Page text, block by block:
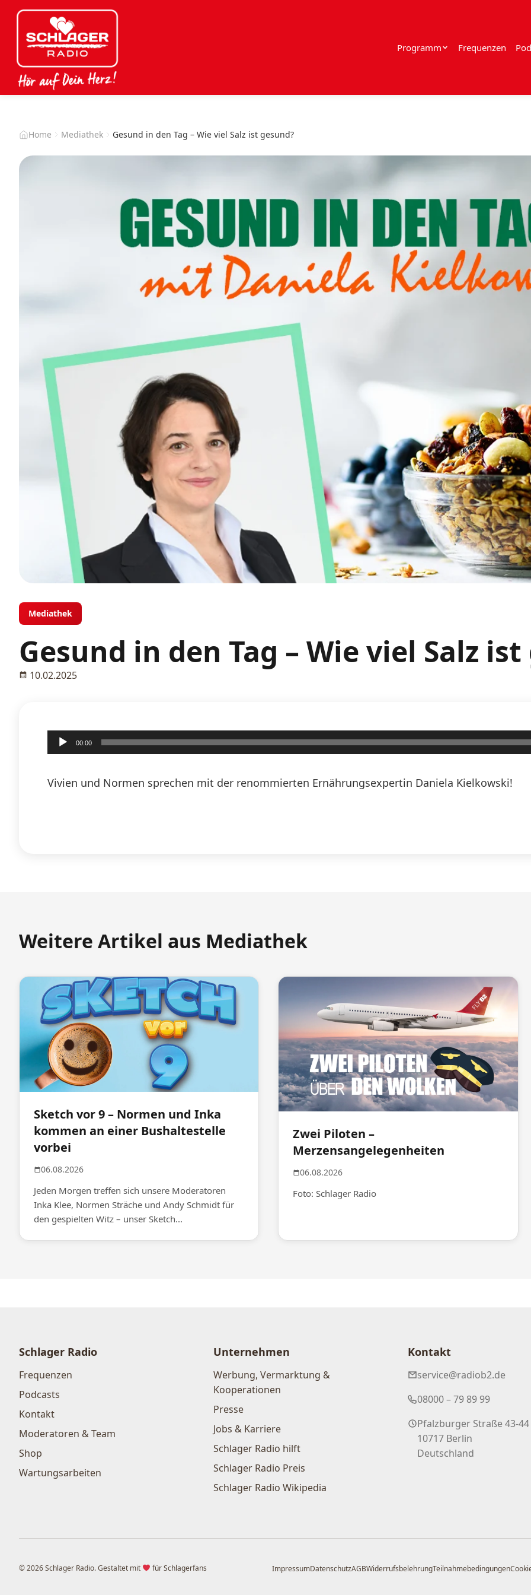
Programm Frequenzen
Home Mediathek Gesund in den Tag – Wie viel Salz ist gesund?
Mediathek
Gesund in den Tag – Wie viel Salz
10.02.2025
Audio-
Player
00:00
Vivien und Normen sprechen mit der renommierten Ernährungsexpertin Daniela Kielkowski!
Weitere Artikel aus Mediathek
Sketch vor 9 – Normen und Inka
kommen an einer Bushaltestelle
vorbei
06.08.2026
Jeden Morgen treffen sich unsere Moderatoren
Inka Klee, Normen Sträche und Andy Schmidt für
den gespielten Witz – unser Sketch...
Zwei Piloten –
Merzensangelegenheiten
06.08.2026
Foto: Schlager Radio
Schlager Radio
Frequenzen
Podcasts
Kontakt
Moderatoren & Team
Shop
Wartungsarbeiten
Unternehmen
Werbung, Vermarktung &
Kooperationen
Presse
Jobs & Karriere
Schlager Radio hilft
Schlager Radio Preis
Schlager Radio Wikipedia
Kontakt
service@radiob2.de
08000 – 79 89 99
Pfalzburger Straße 43-44
10717 Berlin
Deutschland
© 2026 Schlager Radio. Gestaltet mit für Schlagerfans ImpressumDatenschutzAGBWiderrufsbelehrungTeilnahmebedingungen